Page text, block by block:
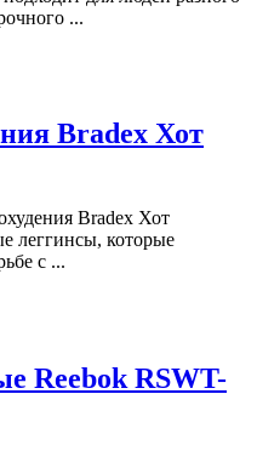
...
Bradex Хот
Bradex Хот
леггинсы, которые
с ...
Reebok RSWT-